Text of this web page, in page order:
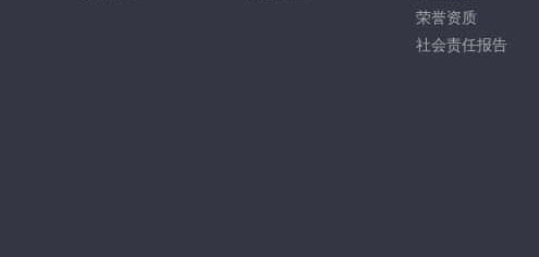
荣誉资质
社会责任报告